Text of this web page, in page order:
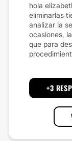
hola
eliminarlas
analizar la
ocasiones,
que para
+3